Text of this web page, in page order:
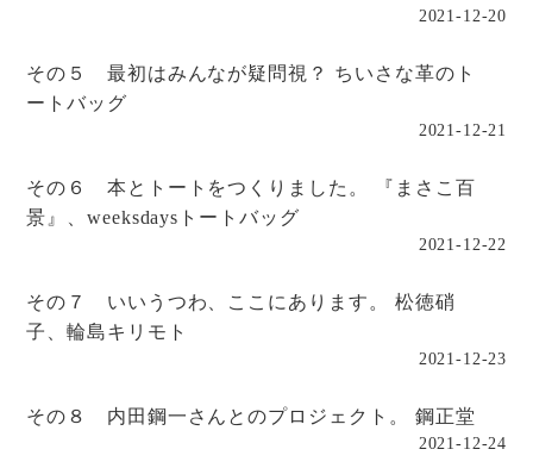
2021-12-20
その５ 最初はみんなが疑問視？ ちいさな革のト
ートバッグ
2021-12-21
その６ 本とトートをつくりました。 『まさこ百
景』、weeksdaysトートバッグ
2021-12-22
その７ いいうつわ、ここにあります。 松徳硝
子、輪島キリモト
2021-12-23
その８ 内田鋼一さんとのプロジェクト。 鋼正堂
2021-12-24